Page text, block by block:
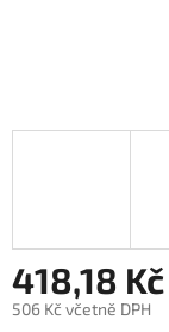
418,18 Kč
506 Kč včetně DPH